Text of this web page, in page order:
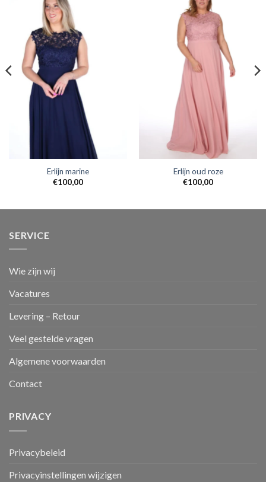
Erlijn marine
€100,00
Erlijn oud roze
€100,00
SERVICE
Wie zijn wij
Vacatures
Levering – Retour
Veel gestelde vragen
Algemene voorwaarden
Contact
PRIVACY
Privacybeleid
Privacyinstellingen wijzigen